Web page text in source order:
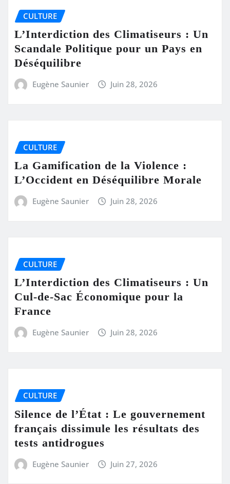
CULTURE
L’Interdiction des Climatiseurs : Un
Scandale Politique pour un Pays en
Déséquilibre
Eugène Saunier Juin 28, 2026
CULTURE
La Gamification de la Violence :
L’Occident en Déséquilibre Morale
Eugène Saunier Juin 28, 2026
CULTURE
L’Interdiction des Climatiseurs : Un
Cul-de-Sac Économique pour la
France
Eugène Saunier Juin 28, 2026
CULTURE
Silence de l’État : Le gouvernement
français dissimule les résultats des
tests antidrogues
Eugène Saunier Juin 27, 2026